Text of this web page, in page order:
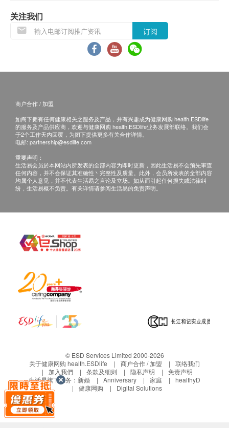
有损毁情况，一经确认签收，恕不接受退换。
退换产品必须包装完整，如退换之产品有任何残缺
或过期退回，供应商有权不受理。
如有其他损坏或遗漏查询，顾客必须保留有效收据
正本，并于送货后3个工作天内按下列方式联络 永
电邮:marketing@wmm.com.hk
关注我们
订阅
商户合作 / 加盟
如阁下拥有任何健康相关之服务及产品，并有兴趣成为健康网购 health.ESDlife
的服务及产品供应商，欢迎与健康网购 health.ESDlife业务发展部联络。我们会
于2个工作天内回覆，为阁下提供更多有关合作详情。
电邮: partnership@esdlife.com
重要声明：
生活易会员於本网站内所发表的全部内容为即时更新，因此生活易不会预先审查
任何内容，并不会保证其准确性丶完整性及质量。此外，会员所发表的全部内容
均属个人意见，并不代表生活易之言论及立场。如从而引起任何损失或法律纠
纷，生活易概不负责。有关详情请参阅生活易的免责声明。
© ESD Services Limited 2000-2026
关于健康网购 health.ESDlife
商户合作 / 加盟
联络我们
加入我們
条款及细则 隐私声明
免责声明
生活易旗下业务： 新婚 Anniversary 家庭
healthyD
健康网购
Digital Solutions